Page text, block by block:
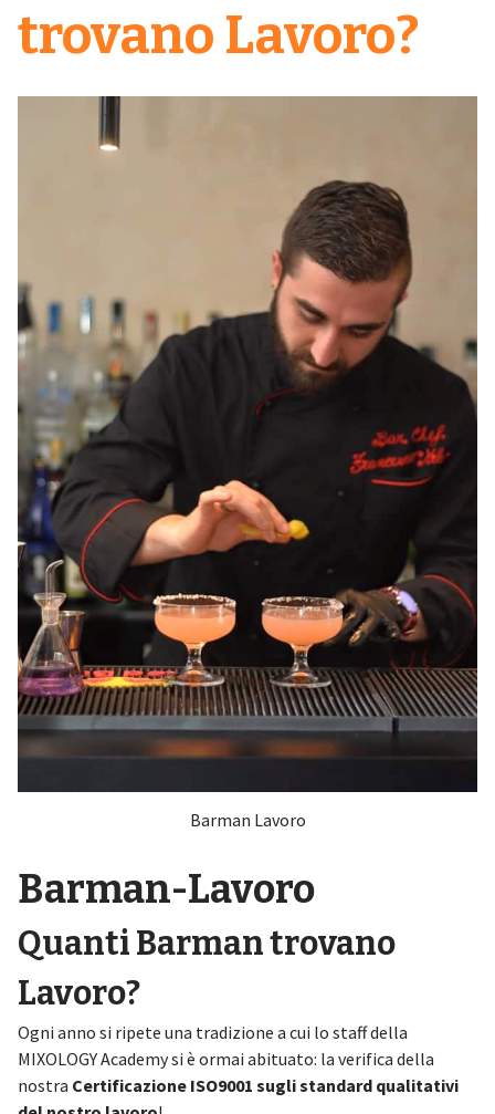
trovano Lavoro?
Barman Lavoro
Barman-Lavoro
Quanti Barman trovano
Lavoro?
Ogni anno si ripete una tradizione a cui lo staff della
MIXOLOGY Academy si è ormai abituato: la verifica della
nostra Certificazione ISO9001 sugli standard qualitativi